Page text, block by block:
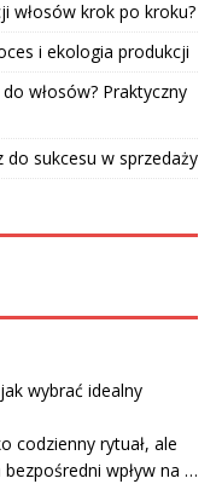
włosów krok po kroku?
i ekologia produkcji
włosów? Praktyczny
sukcesu w sprzedaży
wybrać idealny
codzienny rytuał, ale
wpływ na …